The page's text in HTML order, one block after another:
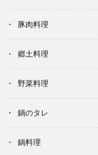
豚肉料理
郷土料理
野菜料理
鍋のタレ
鍋料理